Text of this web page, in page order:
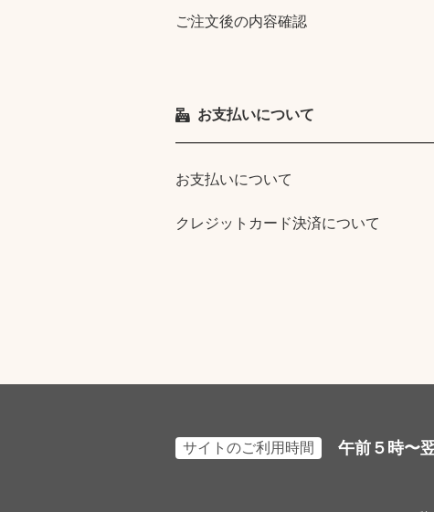
ご注文後の内容確認
お支払いについて
お支払いについて
クレジットカード決済について
サイトのご利用時間 午前５時〜